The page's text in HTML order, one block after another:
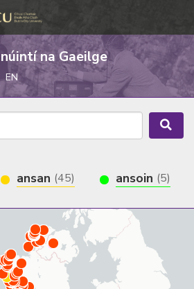
na Gaeilge
EN
ansan (45) ansoin (5)